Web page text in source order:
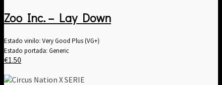
Zoo Inc. – Lay Down
Estado vinilo: Very Good Plus (VG+)
Estado portada: Generic
€1.50